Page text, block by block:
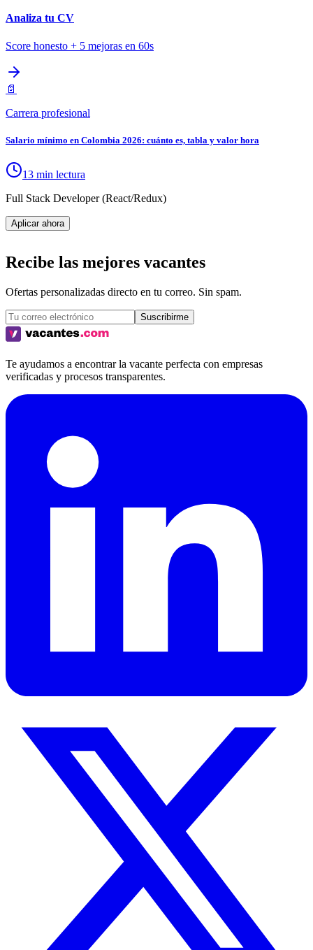
Analiza tu CV
Score honesto + 5 mejoras en 60s
📄
Carrera profesional
Salario mínimo en Colombia 2026: cuánto es, tabla y valor hora
13 min lectura
Full Stack Developer (React/Redux)
Aplicar ahora
Recibe las mejores vacantes
Ofertas personalizadas directo en tu correo. Sin spam.
Suscribirme
Te ayudamos a encontrar la vacante perfecta con empresas
verificadas y procesos transparentes.